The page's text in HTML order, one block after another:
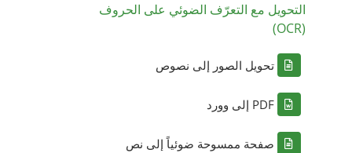
التحويل مع التعرّف الضوئي على الحروف
(OCR)
تحويل الصور إلى نصوص
PDF إلى وورد
صفحة ممسوحة ضوئياً إلى نص